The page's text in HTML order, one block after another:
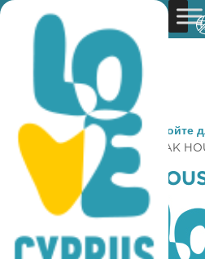
You are here: Home »Откройте
Gastronomy
» PANOS STEAK
PANOS STEAK